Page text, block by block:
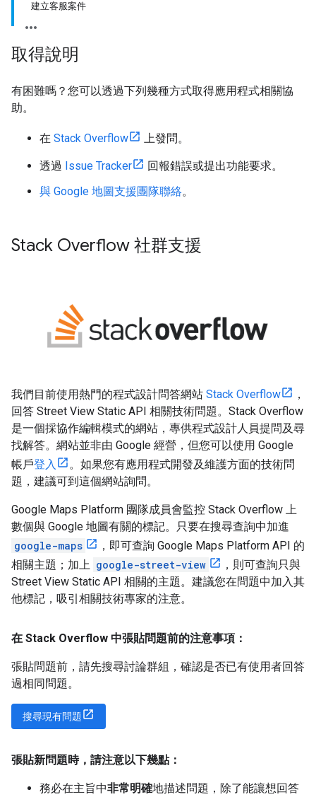
建立客服案件
取得說明
有困難嗎？您可以透過下列幾種方式取得應用程式相關協
助。
在 Stack Overflow 上發問。
透過 Issue Tracker
回報錯誤或提出功能要求。
與 Google 地圖支援團隊聯絡。
Stack Overflow 社群支援
我們目前使用熱門的程式設計問答網站 Stack Overflow
，
回答 Street View Static API 相關技術問題。Stack Overflow
是一個採協作編輯模式的網站，專供程式設計人員提問及尋
找解答。網站並非由 Google 經營，但您可以使用 Google
帳戶登入
。如果您有應用程式開發及維護方面的技術問
題，建議可到這個網站詢問。
Google Maps Platform 團隊成員會監控 Stack Overflow 上
數個與 Google 地圖有關的標記。只要在搜尋查詢中加進
google-maps
，即可查詢 Google Maps Platform API 的
相關主題；加上 google-street-view
，則可查詢只與
Street View Static API 相關的主題。建議您在問題中加入其
他標記，吸引相關技術專家的注意。
在 Stack Overflow 中張貼問題前的注意事項：
張貼問題前，請先搜尋討論群組，確認是否已有使用者回答
過相同問題。
搜尋現有問題
張貼新問題時，請注意以下幾點：
務必在主旨中非常明確地描述問題，除了能讓想回答